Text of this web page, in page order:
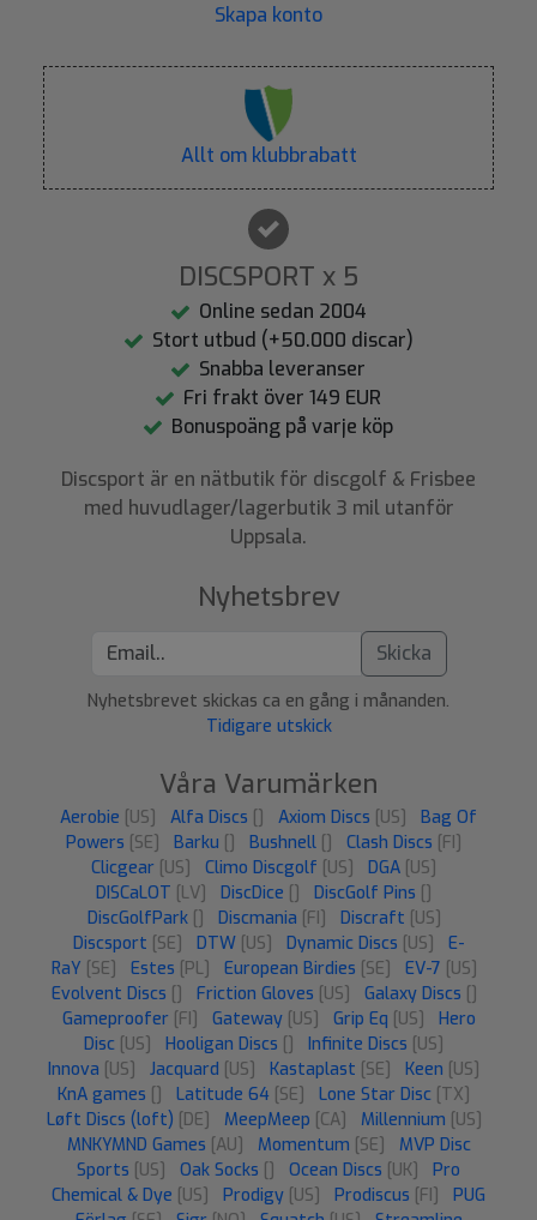
Skapa konto
Allt om klubbrabatt
DISCSPORT x 5
Online sedan 2004
Stort utbud (+50.000 discar)
Snabba leveranser
Fri frakt över 149 EUR
Bonuspoäng på varje köp
Discsport är en nätbutik för discgolf & Frisbee
med huvudlager/lagerbutik 3 mil utanför
Uppsala.
Nyhetsbrev
Skicka
Nyhetsbrevet skickas ca en gång i månanden.
Tidigare utskick
Våra Varumärken
Aerobie [US] Alfa Discs [] Axiom Discs [US]
Bag Of
Powers [SE] Barku [] Bushnell [] Clash Discs [FI]
Clicgear [US] Climo Discgolf [US] DGA [US]
DISCaLOT [LV] DiscDice [] DiscGolf Pins []
DiscGolfPark [] Discmania [FI] Discraft [US]
Discsport [SE] DTW [US] Dynamic Discs [US]
E-
RaY [SE] Estes [PL] European Birdies [SE] EV-7 [US]
Evolvent Discs [] Friction Gloves [US] Galaxy Discs []
Gameproofer [FI] Gateway [US] Grip Eq [US]
Hero
Disc [US] Hooligan Discs [] Infinite Discs [US]
Innova [US] Jacquard [US] Kastaplast [SE] Keen [US]
KnA games [] Latitude 64 [SE] Lone Star Disc [TX]
Løft Discs (loft) [DE] MeepMeep [CA] Millennium [US]
MNKYMND Games [AU] Momentum [SE]
MVP Disc
Sports [US] Oak Socks [] Ocean Discs [UK]
Pro
Chemical & Dye [US] Prodigy [US] Prodiscus [FI]
PUG